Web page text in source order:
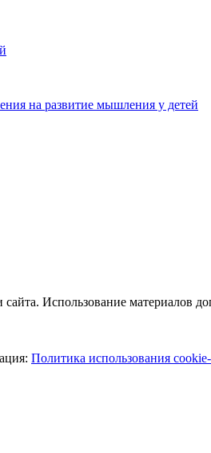
на развитие мышления у детей
Использование материалов
Политика использования